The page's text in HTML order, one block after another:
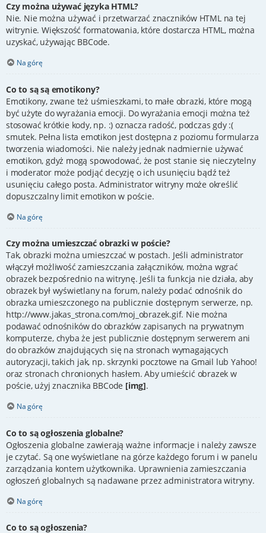
Czy można używać języka HTML?
Nie. Nie można używać i przetwarzać znaczników HTML na tej
witrynie. Większość formatowania, które dostarcza HTML, można
uzyskać, używając BBCode.
Na górę
Co to są są emotikony?
Emotikony, zwane też uśmieszkami, to małe obrazki, które mogą
być użyte do wyrażania emocji. Do wyrażania emocji można też
stosować krótkie kody, np. :) oznacza radość, podczas gdy :(
smutek. Pełna lista emotikon jest dostępna z poziomu formularza
tworzenia wiadomości. Nie należy jednak nadmiernie używać
emotikon, gdyż mogą spowodować, że post stanie się nieczytelny
i moderator może podjąć decyzję o ich usunięciu bądź też
usunięciu całego posta. Administrator witryny może określić
dopuszczalny limit emotikon w poście.
Na górę
Czy można umieszczać obrazki w poście?
Tak, obrazki można umieszczać w postach. Jeśli administrator
włączył możliwość zamieszczania załączników, można wgrać
obrazek bezpośrednio na witrynę. Jeśli ta funkcja nie działa, aby
obrazek był wyświetlany na forum, należy podać odnośnik do
obrazka umieszczonego na publicznie dostępnym serwerze, np.
http://www.jakas_strona.com/moj_obrazek.gif. Nie można
podawać odnośników do obrazków zapisanych na prywatnym
komputerze, chyba że jest publicznie dostępnym serwerem ani
do obrazków znajdujących się na stronach wymagających
autoryzacji, takich jak, np. skrzynki pocztowe na Gmail lub Yahoo!
oraz stronach chronionych hasłem. Aby umieścić obrazek w
poście, użyj znacznika BBCode [img].
Na górę
Co to są ogłoszenia globalne?
Ogłoszenia globalne zawierają ważne informacje i należy zawsze
je czytać. Są one wyświetlane na górze każdego forum i w panelu
zarządzania kontem użytkownika. Uprawnienia zamieszczania
ogłoszeń globalnych są nadawane przez administratora witryny.
Na górę
Co to są ogłoszenia?